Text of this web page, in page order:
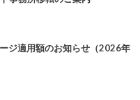
ジ適用額のお知らせ（2026年